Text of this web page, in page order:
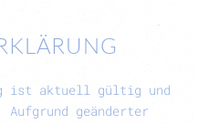
ist aktuell gültig und
Aufgrund geänderter